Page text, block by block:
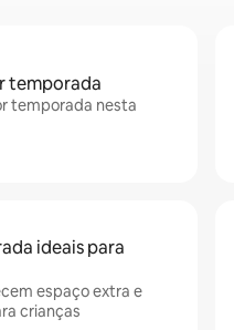
temporada
temporada nesta
ideais para
espaço extra e
crianças